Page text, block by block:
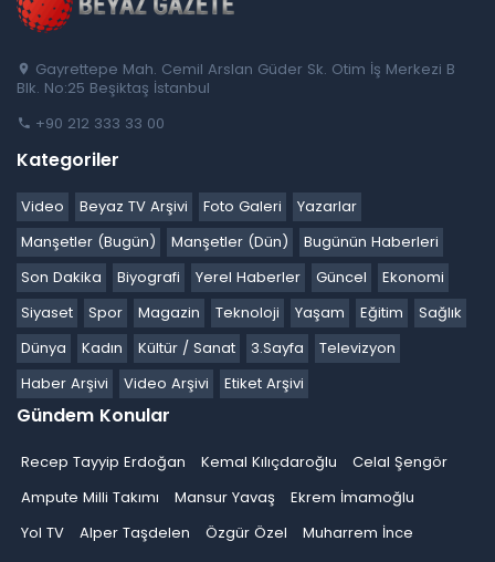
Gayrettepe Mah. Cemil Arslan Güder Sk. Otim İş Merkezi B
Blk. No:25 Beşiktaş İstanbul
+90 212 333 33 00
Kategoriler
Video Beyaz TV Arşivi Foto Galeri
Yazarlar
Manşetler (Bugün)
Manşetler (Dün)
Bugünün Haberleri
Son Dakika
Biyografi Yerel Haberler Güncel
Ekonomi
Siyaset
Spor Magazin Teknoloji Yaşam Eğitim
Sağlık
Dünya
Kadın Kültür / Sanat 3.Sayfa
Televizyon
Haber Arşivi
Video Arşivi Etiket Arşivi
Gündem Konular
Recep Tayyip Erdoğan Kemal Kılıçdaroğlu
Celal Şengör
Ampute Milli Takımı
Mansur Yavaş
Ekrem İmamoğlu
Yol TV
Alper Taşdelen Özgür Özel
Muharrem İnce